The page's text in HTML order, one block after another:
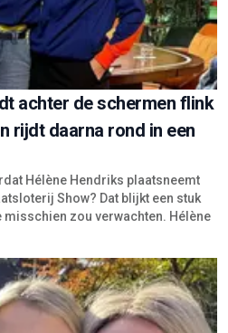
achter de schermen flink
rijdt daarna rond in een
Hélène Hendriks plaatsneemt
Show? Dat blijkt een stuk
zou verwachten. Hélène